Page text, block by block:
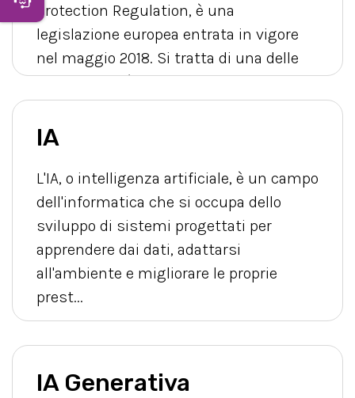
Protection Regulation, è una
legislazione europea entrata in vigore
nel maggio 2018. Si tratta di una delle
normative più significative nel campo
del...
IA
L'IA, o intelligenza artificiale, è un campo
dell'informatica che si occupa dello
sviluppo di sistemi progettati per
apprendere dai dati, adattarsi
all'ambiente e migliorare le proprie
prest...
IA Generativa